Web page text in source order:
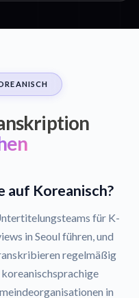
Koreanisch?
für K-
in Seoul führen, und
regelmäßig
in